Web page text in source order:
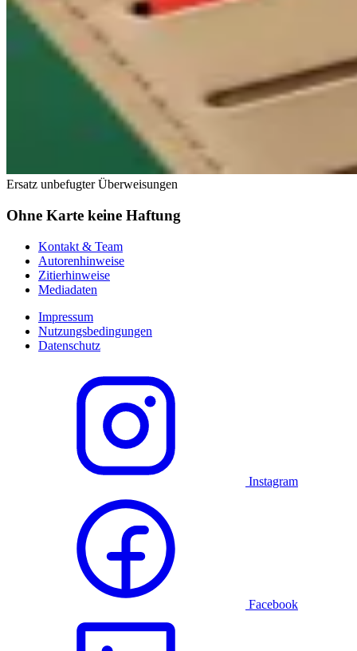
Ersatz unbefugter Überweisungen
Ohne Karte keine Haftung
Kontakt & Team
Autorenhinweise
Zitierhinweise
Mediadaten
Impressum
Nutzungsbedingungen
Datenschutz
Instagram
Facebook